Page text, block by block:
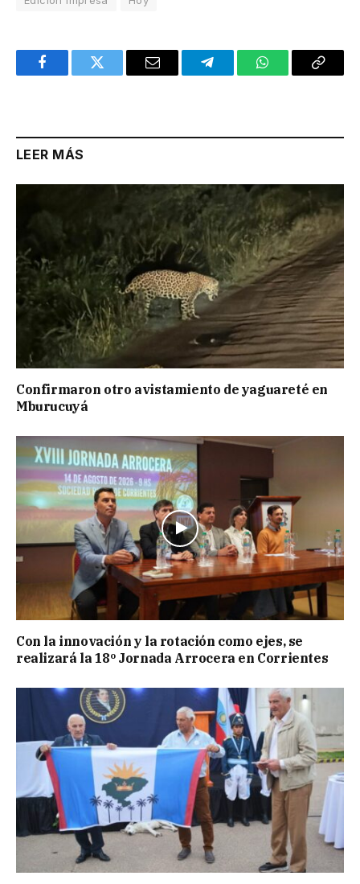
FacebookTwitter Email TelegramWhatsAppCopy
LEER MÁS
Confirmaron otro avistamiento de yaguareté en
Mburucuyá
Con la innovación y la rotación como ejes, se
realizará la 18º Jornada Arrocera en Corrientes